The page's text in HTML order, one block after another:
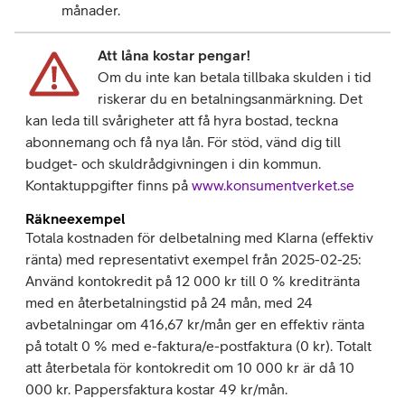
månader.
Att låna kostar pengar!
Om du inte kan betala tillbaka skulden i tid
riskerar du en betalningsanmärkning. Det
kan leda till svårigheter att få hyra bostad, teckna
abonnemang och få nya lån. För stöd, vänd dig till
budget- och skuldrådgivningen i din kommun.
Kontaktuppgifter finns på www.konsumentverket.se
Räkneexempel
Totala kostnaden för delbetalning med Klarna (effektiv
ränta) med representativt exempel från 2025-02-25:
Använd kontokredit på 12 000 kr till 0 % kreditränta
med en återbetalningstid på 24 mån, med 24
avbetalningar om 416,67 kr/mån ger en effektiv ränta
på totalt 0 % med e-faktura/e-postfaktura (0 kr). Totalt
att återbetala för kontokredit om 10 000 kr är då 10
000 kr. Pappersfaktura kostar 49 kr/mån.